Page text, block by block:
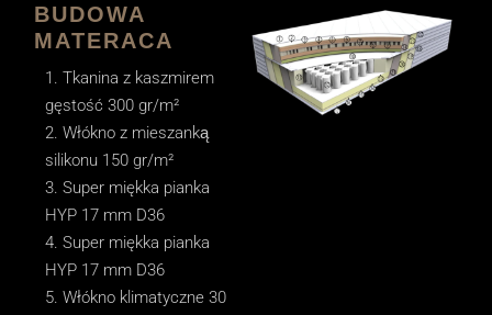
BUDOWA
MATERACA
Tkanina z kaszmirem
gęstość 300 gr/m²
Włókno z mieszanką
silikonu 150 gr/m²
Super miękka pianka
HYP 17 mm D36
Super miękka pianka
HYP 17 mm D36
Włókno klimatyczne 30